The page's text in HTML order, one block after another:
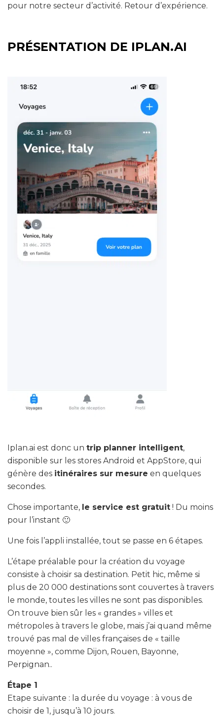
pour notre secteur d’activité. Retour d’expérience.
PRÉSENTATION DE IPLAN.AI
Iplan.ai est donc un trip planner intelligent,
disponible sur les stores Android et AppStore, qui
génère des itinéraires sur mesure en quelques
secondes.
Chose importante, le service est gratuit ! Du moins
pour l’instant 🙂
Une fois l’appli installée, tout se passe en 6 étapes.
L’étape préalable pour la création du voyage
consiste à choisir sa destination. Petit hic, même si
plus de 20 000 destinations sont couvertes à travers
le monde, toutes les villes ne sont pas disponibles.
On trouve bien sûr les « grandes » villes et
métropoles à travers le globe, mais j’ai quand même
trouvé pas mal de villes françaises de « taille
moyenne », comme Dijon, Rouen, Bayonne,
Perpignan..
Étape 1
Etape suivante : la durée du voyage : à vous de
choisir de 1, jusqu’à 10 jours.